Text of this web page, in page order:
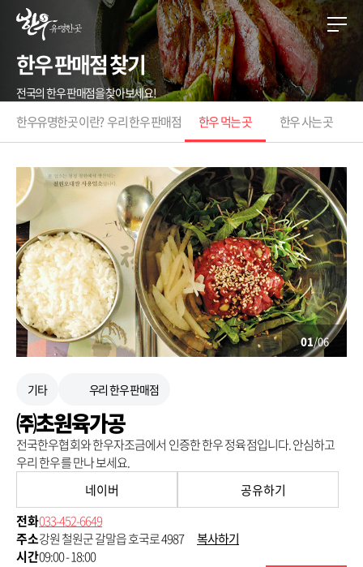
한우 판매점 찾기
전국의 한우 판매점을 찾아보세요!
한우유명한곳 이란? 우리 한우 판매점 한우 먹는 곳 한우 사는 곳
01/06
기타 우리 한우 판매점
㈜초원육가공
전국한우협회와 한우자조금에서 인증한 한우 정육점입니다. 안심하고
우리 한우를 만나 보세요.
네이버
공유하기
전화033-452-6649
주소강원 철원군 갈말읍 호국로 4987
복사하기
시간09:00 - 18:00